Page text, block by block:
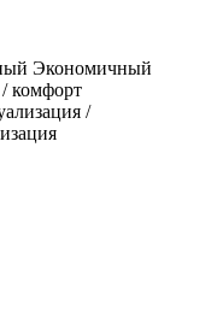
Экономичный
комфорт
/